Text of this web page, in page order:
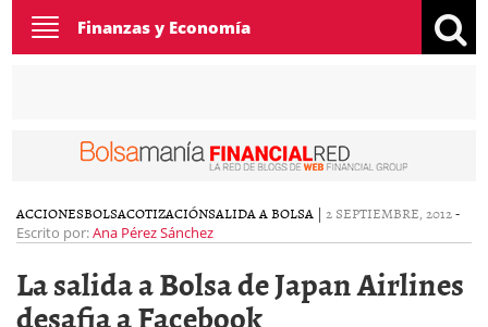
Toggle
navigation
Finanzas y Economía
ACCIONESBOLSACOTIZACIÓNSALIDA A BOLSA | 2 SEPTIEMBRE, 2012-
Escrito por:Ana Pérez Sánchez
La salida a Bolsa de Japan Airlines
desafia a Facebook